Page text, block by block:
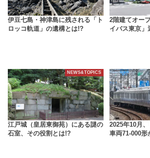
伊豆七島・神津島に残される「ト
ロッコ軌道」の遺構とは!?
2階建てオー
イバス東京」
NEWS&TOPICS
江戸城（皇居東御苑）にある謎の
石室、その役割とは!?
2025年10月
車両71-000形